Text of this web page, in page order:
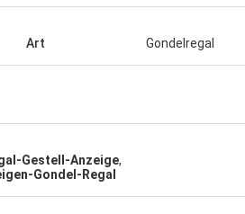
Art Gondelregal
Gestell-Anzeige,
Gondel-Regal